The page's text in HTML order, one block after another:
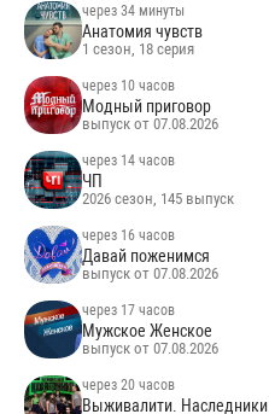
через 34 минуты
Анатомия чувств
1 сезон, 18 серия
через 10 часов
Модный приговор
выпуск от 07.08.2026
через 14 часов
ЧП
2026 сезон, 145 выпуск
через 16 часов
Давай поженимся
выпуск от 07.08.2026
через 17 часов
Мужское Женское
выпуск от 07.08.2026
через 20 часов
Выживалити. Наследники